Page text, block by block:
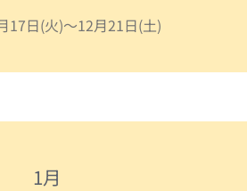
17日(火)～12月21日(土)
1月